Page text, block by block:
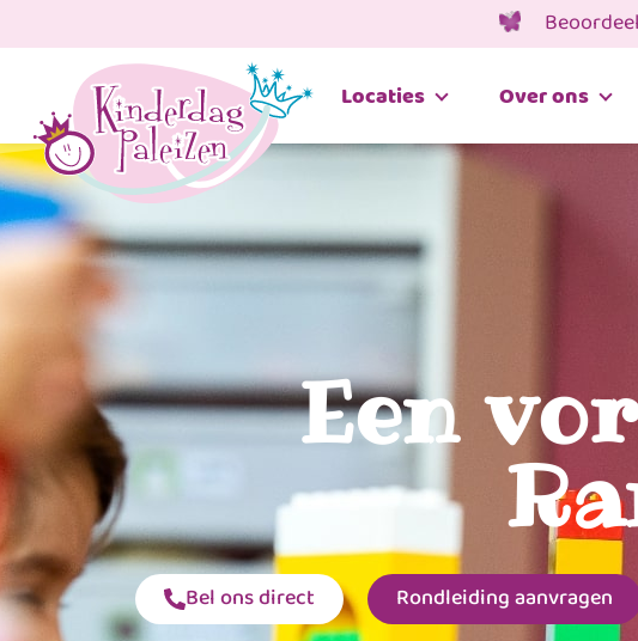
Locaties Over ons
Een
Bel ons direct Rondleiding aanvragen